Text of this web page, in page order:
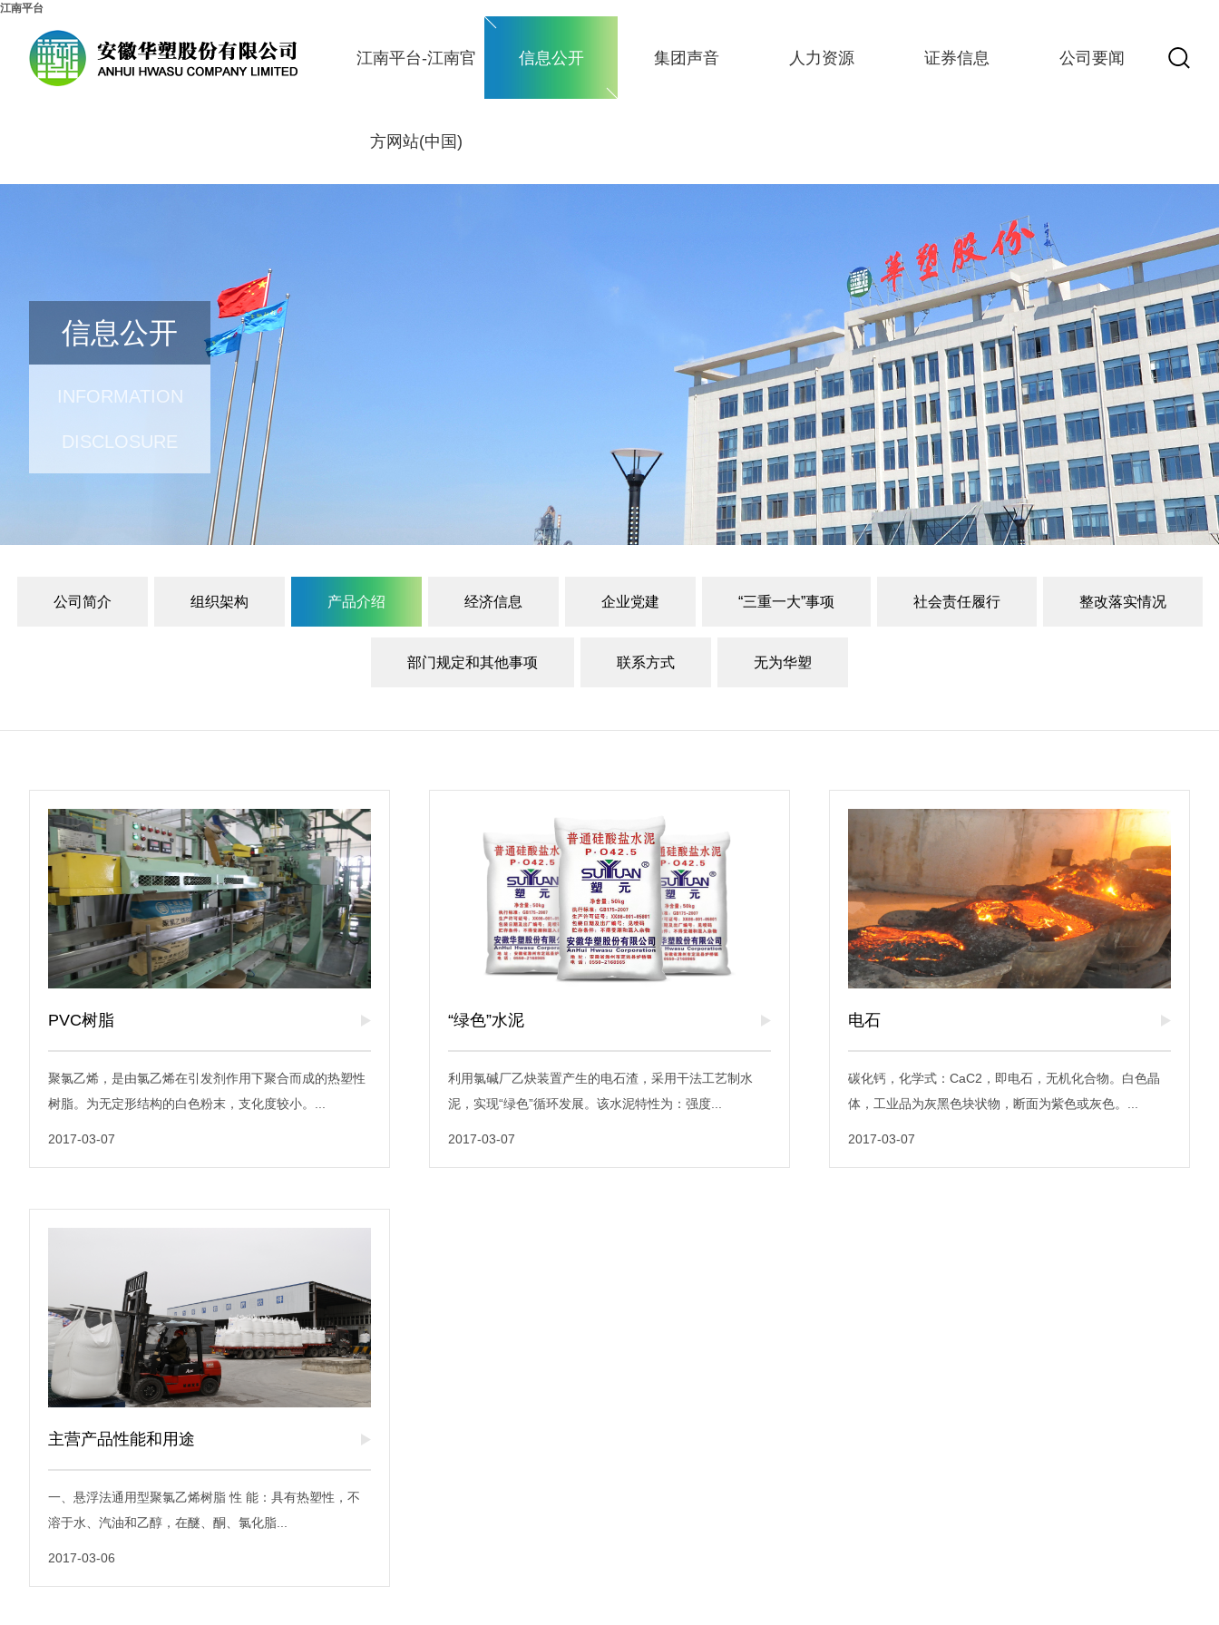
江南平台
江南平台-江南官
方网站(中国)
信息公开 集团声音 人力资源 证券信息 公司要闻
信息公开
INFORMATION
DISCLOSURE
公司简介 组织架构 产品介绍 经济信息 企业党建 “三重一大”事项 社会责任履行 整改落实情况
部门规定和其他事项 联系方式 无为华塑
PVC树脂
聚氯乙烯，是由氯乙烯在引发剂作用下聚合而成的热塑性
树脂。为无定形结构的白色粉末，支化度较小。...
2017-03-07
“绿色”水泥
利用氯碱厂乙炔装置产生的电石渣，采用干法工艺制水
泥，实现“绿色”循环发展。该水泥特性为：强度...
2017-03-07
电石
碳化钙，化学式：CaC2，即电石，无机化合物。白色晶
体，工业品为灰黑色块状物，断面为紫色或灰色。...
2017-03-07
主营产品性能和用途
一、悬浮法通用型聚氯乙烯树脂 性 能：具有热塑性，不
溶于水、汽油和乙醇，在醚、酮、氯化脂...
2017-03-06